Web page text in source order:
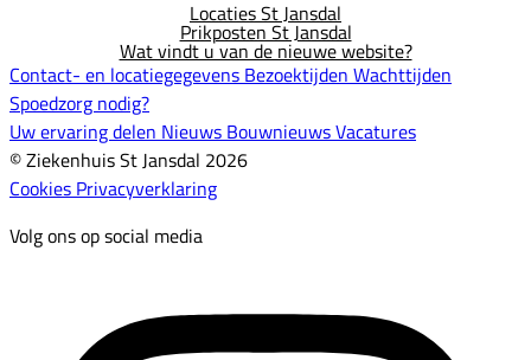
Locaties St Jansdal
Prikposten St Jansdal
Wat vindt u van de nieuwe website?
Contact- en locatiegegevens Bezoektijden Wachttijden
Spoedzorg nodig?
Uw ervaring delen Nieuws BouwnieuwsVacatures
© Ziekenhuis St Jansdal 2026
Cookies Privacyverklaring
Volg ons op social media